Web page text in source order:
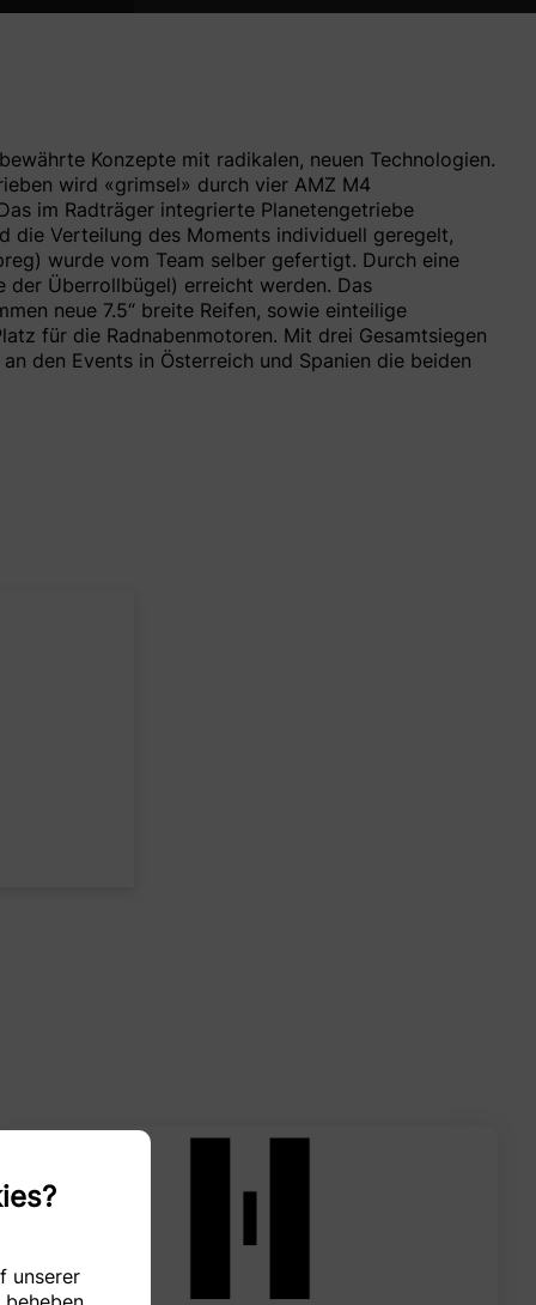
unserer
Konzepte mit radikalen, neuen Technologien.
wird «grimsel» durch vier AMZ M4
im Radträger integrierte Planetengetriebe
die Verteilung des Moments individuell geregelt,
wurde vom Team selber gefertigt. Durch eine
Überrollbügel) erreicht werden. Das
neue 7.5“ breite Reifen, sowie einteilige
für die Radnabenmotoren. Mit drei Gesamtsiegen
den Events in Österreich und Spanien die beiden